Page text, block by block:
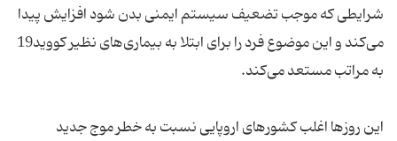
شرایطی که موجب تضعیف سیستم ایمنی بدن شود افزایش پیدا
می‌کند و این موضوع فرد را برای ابتلا به بیماری‌های نظیر کووید19
این روزها اغلب کشورهای اروپایی نسبت به خطر موج جدید